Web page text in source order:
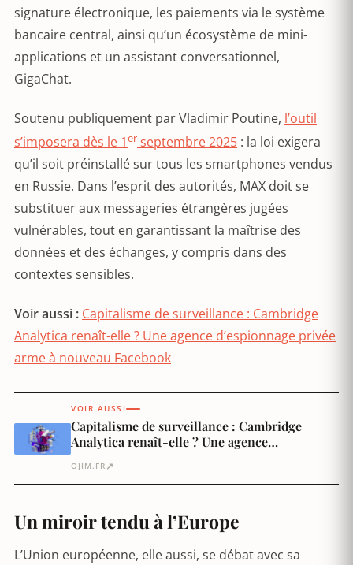
signature électronique, les paiements via le système
bancaire central, ainsi qu’un écosystème de mini-
applications et un assistant conversationnel,
GigaChat.
Soutenu publiquement par Vladimir Poutine, l’outil
s’imposera dès le 1er septembre 2025 : la loi exigera
qu’il soit préinstallé sur tous les smartphones vendus
en Russie. Dans l’esprit des autorités, MAX doit se
substituer aux messageries étrangères jugées
vulnérables, tout en garantissant la maîtrise des
données et des échanges, y compris dans des
contextes sensibles.
Voir aussi : Capitalisme de surveillance : Cambridge
Analytica renaît-elle ? Une agence d’espionnage privée
arme à nouveau Facebook
VOIR AUSSI
Capitalisme de surveillance : Cambridge
Analytica renaît-elle ? Une agence
OJIM.FR ↗
Un miroir tendu à l’Europe
L’Union européenne, elle aussi, se débat avec sa